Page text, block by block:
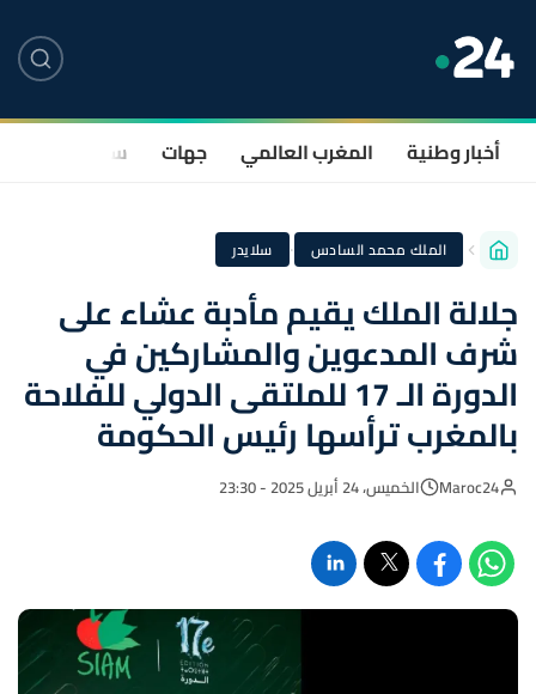
أخبار وطنية المغرب العالمي جهات سياسة
الملك محمد السادس · سلايدر
جلالة الملك يقيم مأدبة عشاء على
شرف المدعوين والمشاركين في
الدورة الـ 17 للملتقى الدولي للفلاحة
بالمغرب ترأسها رئيس الحكومة
Maroc24 الخميس، 24 أبريل 2025 - 23:30